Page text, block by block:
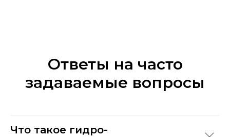
Ответы на часто
задаваемые вопросы
Что такое гидро-